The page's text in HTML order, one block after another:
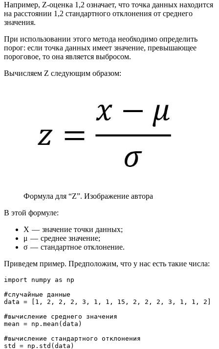
Например, Z-оценка 1,2 означает, что точка данных находится
на расстоянии 1,2 стандартного отклонения от среднего
значения.
При использовании этого метода необходимо определить
порог: если точка данных имеет значение, превышающее
пороговое, то она является выбросом.
Вычисляем Z следующим образом:
Формула для “Z”. Изображение автора
В этой формуле:
X — значение точки данных;
μ — среднее значение;
σ — стандартное отклонение.
Приведем пример. Предположим, что у нас есть такие числа:
import numpy as np
#случайные данные
data = [1, 2, 2, 2, 3, 1, 1, 15, 2, 2, 2, 3, 1, 1, 2]
#вычисление среднего значения
mean = np.mean(data)
#вычисление стандартного отклонения
std = np.std(data)